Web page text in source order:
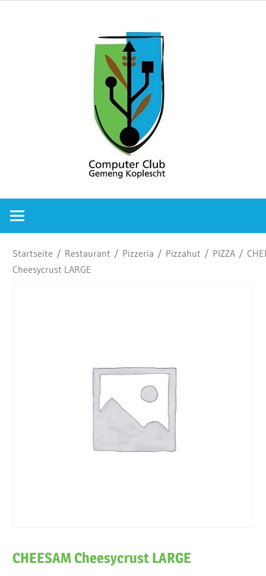
Club
Startseite / Restaurant / Pizzeria / Pizzahut / PIZZA /
Cheesycrust LARGE
CHEESAM Cheesycrust LARGE